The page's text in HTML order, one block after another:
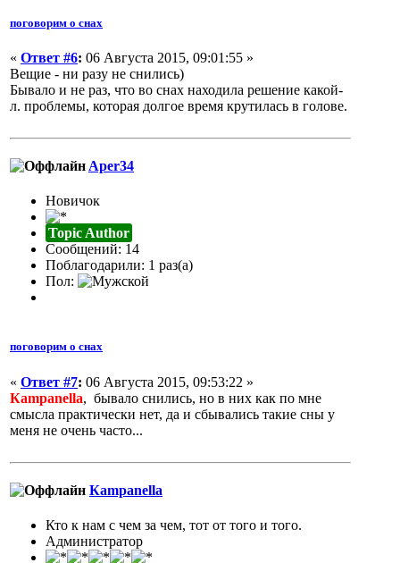
поговорим о снах
« Ответ #6: 06 Августа 2015, 09:01:55 »
Вещие - ни разу не снились)
Бывало и не раз, что во снах находила решение какой-
л. проблемы, которая долгое время крутилась в голове.
Aper34
Новичок
Topic Author
Сообщений: 14
Поблагодарили: 1 раз(а)
Пол:
поговорим о снах
« Ответ #7: 06 Августа 2015, 09:53:22 »
Кampanella, бывало снились, но в них как по мне
смысла практически нет, да и сбывались такие сны у
меня не очень часто...
Кampanella
Кто к нам с чем за чем, тот от того и того.
Администратор